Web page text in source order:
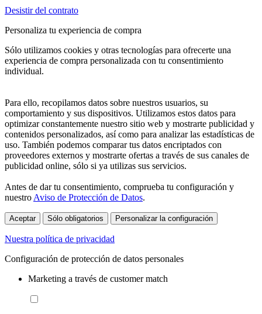
Desistir del contrato
Personaliza tu experiencia de compra
Sólo utilizamos cookies y otras tecnologías para ofrecerte una
experiencia de compra personalizada con tu consentimiento
individual.
Para ello, recopilamos datos sobre nuestros usuarios, su
comportamiento y sus dispositivos. Utilizamos estos datos para
optimizar constantemente nuestro sitio web y mostrarte publicidad y
contenidos personalizados, así como para analizar las estadísticas de
uso. También podemos comparar tus datos encriptados con
proveedores externos y mostrarte ofertas a través de sus canales de
publicidad online, sólo si ya utilizas sus servicios.
Antes de dar tu consentimiento, comprueba tu configuración y
nuestro Aviso de Protección de Datos.
Aceptar Sólo obligatorios Personalizar la configuración
Nuestra política de privacidad
Configuración de protección de datos personales
Marketing a través de customer match